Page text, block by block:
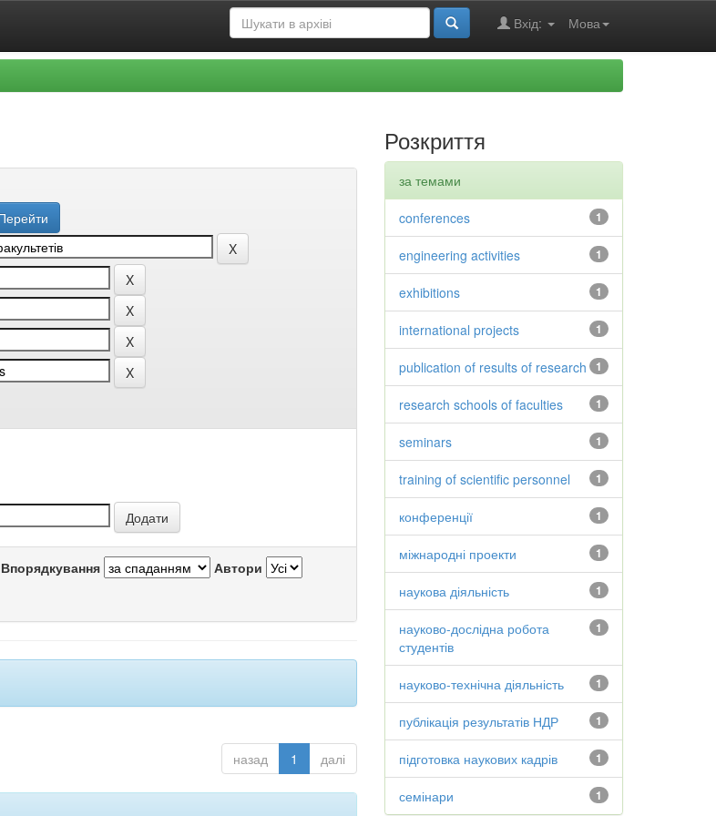
Мова
Вхід:
Впорядкування Автори
назад 1 далі
Розкриття
за темами
1
conferences
1
engineering activities
1
exhibitions
1
international projects
1
publication of results of research
1
research schools of faculties
1
seminars
1
training of scientific personnel
1
конференції
1
міжнародні проекти
1
наукова діяльність
1
науково-дослідна робота
студентів
1
науково-технічна діяльність
1
публікація результатів НДР
1
підготовка наукових кадрів
1
семінари